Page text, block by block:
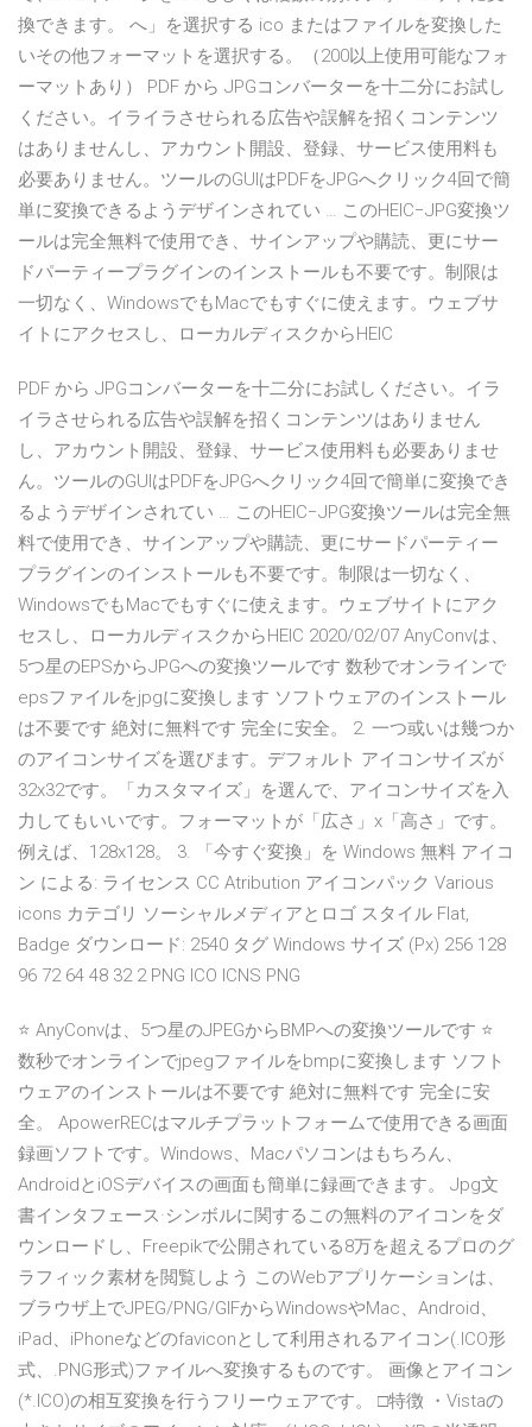
換できます。 へ」を選択する ico またはファイルを変換した
いその他フォーマットを選択する。（200以上使用可能なフォ
ーマットあり） PDF から JPGコンバーターを十二分にお試し
ください。イライラさせられる広告や誤解を招くコンテンツ
はありませんし、アカウント開設、登録、サービス使用料も
必要ありません。ツールのGUIはPDFをJPGへクリック4回で簡
単に変換できるようデザインされてい … このHEIC−JPG変換ツ
ールは完全無料で使用でき、サインアップや購読、更にサー
ドパーティープラグインのインストールも不要です。制限は
一切なく、WindowsでもMacでもすぐに使えます。ウェブサ
イトにアクセスし、ローカルディスクからHEIC
PDF から JPGコンバーターを十二分にお試しください。イラ
イラさせられる広告や誤解を招くコンテンツはありません
し、アカウント開設、登録、サービス使用料も必要ありませ
ん。ツールのGUIはPDFをJPGへクリック4回で簡単に変換でき
るようデザインされてい … このHEIC−JPG変換ツールは完全無
料で使用でき、サインアップや購読、更にサードパーティー
プラグインのインストールも不要です。制限は一切なく、
WindowsでもMacでもすぐに使えます。ウェブサイトにアク
セスし、ローカルディスクからHEIC 2020/02/07 AnyConvは、
5つ星のEPSからJPGへの変換ツールです 数秒でオンラインで
epsファイルをjpgに変換します ソフトウェアのインストール
は不要です 絶対に無料です 完全に安全。 2. 一つ或いは幾つか
のアイコンサイズを選びます。デフォルト アイコンサイズが
32x32です。「カスタマイズ」を選んで、アイコンサイズを入
力してもいいです。フォーマットが「広さ」x「高さ」です。
例えば、128x128。 3. 「今すぐ変換」を Windows 無料 アイコ
ン による: ライセンス CC Atribution アイコンパック Various
icons カテゴリ ソーシャルメディアとロゴ スタイル Flat,
Badge ダウンロード: 2540 タグ Windows サイズ (Px) 256 128
96 72 64 48 32 2 PNG ICO ICNS PNG
⭐ AnyConvは、5つ星のJPEGからBMPへの変換ツールです ⭐
数秒でオンラインでjpegファイルをbmpに変換します ソフト
ウェアのインストールは不要です 絶対に無料です 完全に安
全。 ApowerRECはマルチプラットフォームで使用できる画面
録画ソフトです。Windows、Macパソコンはもちろん、
AndroidとiOSデバイスの画面も簡単に録画できます。 Jpg文
書インタフェース·シンボルに関するこの無料のアイコンをダ
ウンロードし、Freepikで公開されている8万を超えるプロのグ
ラフィック素材を閲覧しよう このWebアプリケーションは、
ブラウザ上でJPEG/PNG/GIFからWindowsやMac、Android、
iPad、iPhoneなどのfaviconとして利用されるアイコン(.ICO形
式、.PNG形式)ファイルへ変換するものです。 画像とアイコン
(*.ICO)の相互変換を行うフリーウェアです。 □特徴 ・Vistaの